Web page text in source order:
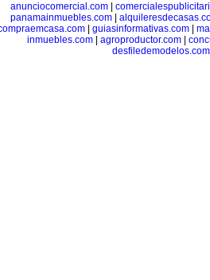
anunciocomercial.com
panamainmuebles.com|
guiasinformativas.com
inmuebles.com
agroproductor.com
desfiledemodelos.com